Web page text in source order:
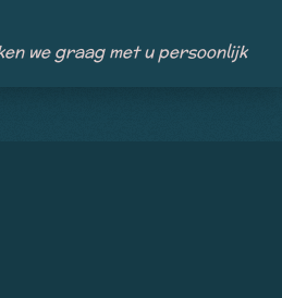
we graag met u persoonlijk